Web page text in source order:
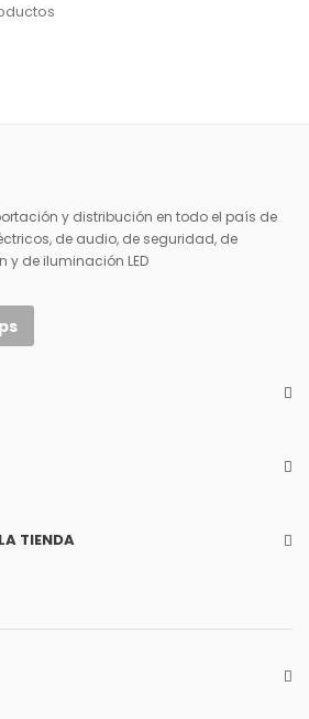
y distribución en todo el país de
de audio, de seguridad, de
y de iluminación LED
TIENDA